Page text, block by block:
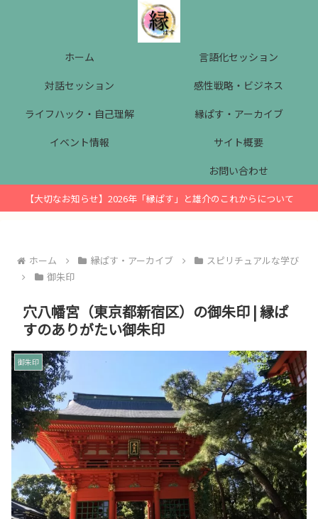
ホーム
言語化セッション
対話セッション
感性戦略・ビジネス
ライフハック・自己理解
縁ぱす・アーカイブ
イベント情報
サイト概要
お問い合わせ
【大切なお知らせ】2026年「縁ぱす」と雄介のこれからについて
ホーム 縁ぱす・アーカイブ
スピリチュアルな学び
御朱印
穴八幡宮（東京都新宿区）の御朱印 | 縁ぱ
すのありがたい御朱印
御朱印